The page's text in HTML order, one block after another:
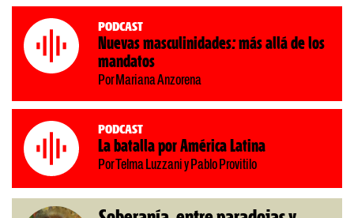
Podcast
Nuevas masculinidades: más allá de los
mandatos
Por Mariana Anzorena
Podcast
La batalla por América Latina
Por Telma Luzzani y Pablo Provitilo